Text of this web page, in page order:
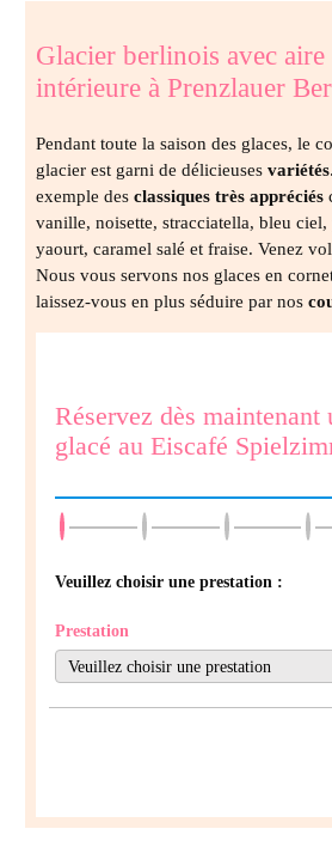
Glacier berlinois avec aire
intérieure à Prenzlauer
Pendant toute la saison des glaces, le
glacier est garni de délicieusesvariétés
exemple desclassiques très appréciés
vanille, noisette, stracciatella, bleu
yaourt, caramel salé et fraise. Venez
Nous vous servons nos glaces en
laissez-vous en plus séduire par nos
Réservez dès maintenant
glacé au Eiscafé
Veuillez choisir une prestation :
Prestation